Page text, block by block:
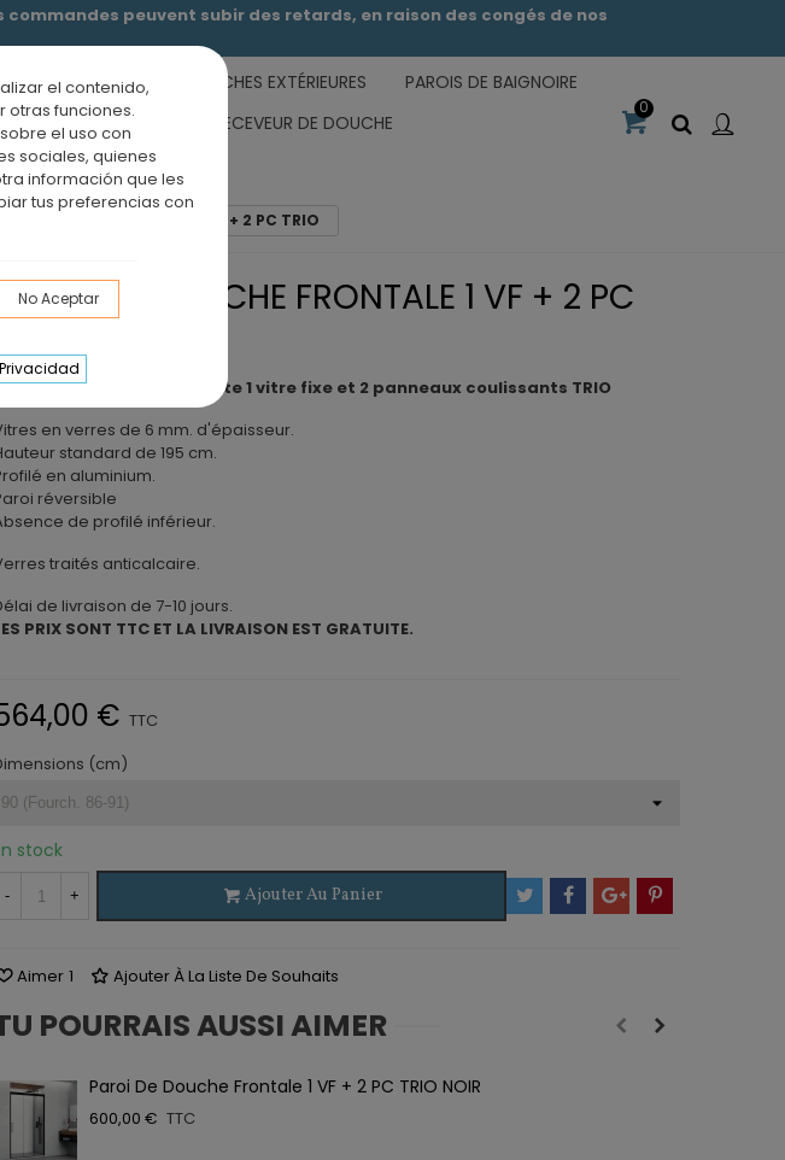
el contenido,
otras funciones.
el uso con
sociales, quienes
información que les
tus preferencias con
No Aceptar
commandes peuvent subir des retards, en raison des congés de nos
SALLE DE BAIN DOUCHES EXTÉRIEURES
PAROIS DE BAIGNOIRE
OFFRE PAROI + RECEVEUR DE DOUCHE
0
de douche frontale 1 VF + 2 PC TRIO
DE DOUCHE FRONTALE 1 VF + 2 PC
de douche coulissante 1 vitre fixe et 2 panneaux coulissants TRIO
en verres de 6 mm. d'épaisseur.
standard de 195 cm.
en aluminium.
réversible
de profilé inférieur.
traités anticalcaire.
de livraison de 7-10 jours.
PRIX SONT TTC ET LA LIVRAISON EST GRATUITE.
€ TTC
(cm)
stock
- + Ajouter Au Panier
Aimer 1 Ajouter À La Liste De Souhaits
POURRAIS AUSSI AIMER
Paroi De Douche Frontale 1 VF + 2 PC TRIO NOIR
600,00 € TTC